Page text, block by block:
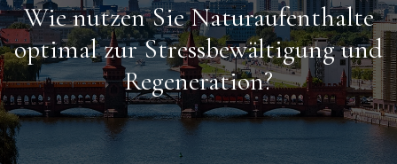
Wie nutzen Sie Naturaufenthalte
optimal zur Stressbewältigung und
Regeneration?